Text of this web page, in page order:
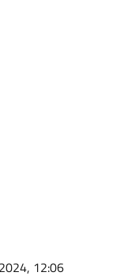
12:06